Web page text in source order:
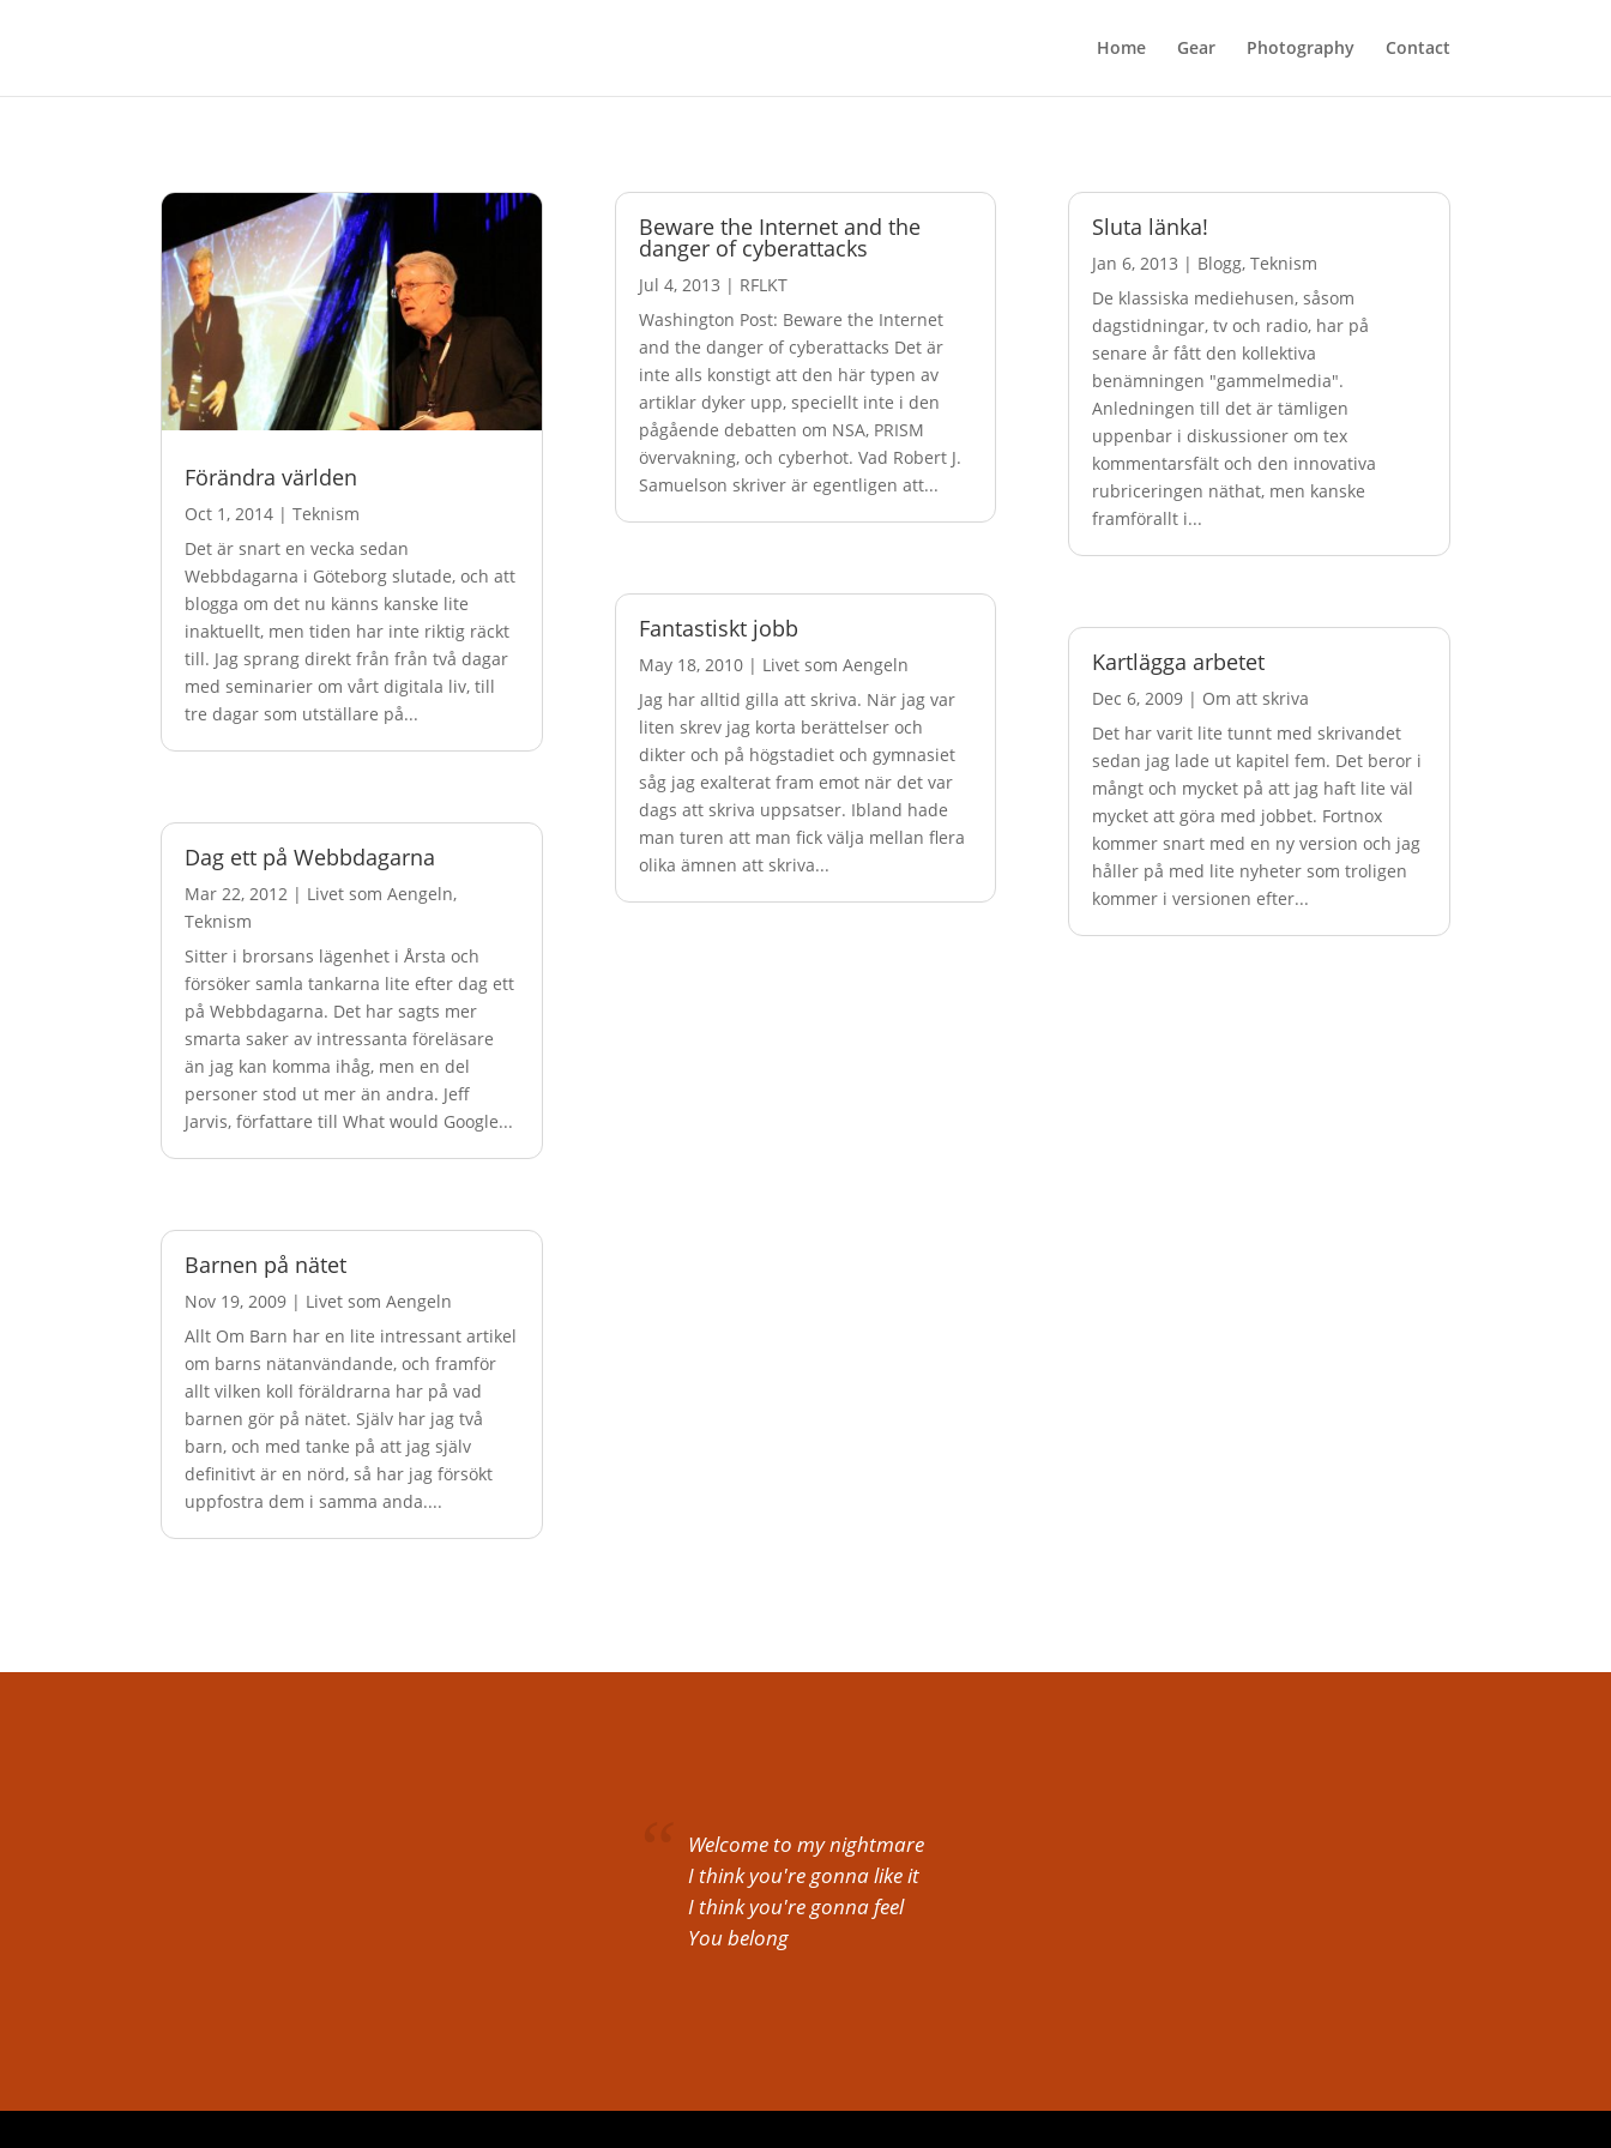
Home Gear Photography Contact
Förändra världen
Oct 1, 2014 |Teknism
Det är snart en vecka sedan
Webbdagarna i Göteborg slutade, och att
blogga om det nu känns kanske lite
inaktuellt, men tiden har inte riktig räckt
till. Jag sprang direkt från från två dagar
med seminarier om vårt digitala liv, till
tre dagar som utställare på...
Dag ett på Webbdagarna
Mar 22, 2012 | Livet som Aengeln,
Teknism
Sitter i brorsans lägenhet i Årsta och
försöker samla tankarna lite efter dag ett
på Webbdagarna. Det har sagts mer
smarta saker av intressanta föreläsare
än jag kan komma ihåg, men en del
personer stod ut mer än andra. Jeff
Jarvis, författare till What would Google...
Barnen på nätet
Nov 19, 2009 | Livet som Aengeln
Allt Om Barn har en lite intressant artikel
om barns nätanvändande, och framför
allt vilken koll föräldrarna har på vad
barnen gör på nätet. Själv har jag två
barn, och med tanke på att jag själv
definitivt är en nörd, så har jag försökt
uppfostra dem i samma anda....
Beware the Internet and the
danger of cyberattacks
Jul 4, 2013 | RFLKT
Washington Post: Beware the Internet
and the danger of cyberattacks Det är
inte alls konstigt att den här typen av
artiklar dyker upp, speciellt inte i den
pågående debatten om NSA, PRISM
övervakning, och cyberhot. Vad Robert J.
Samuelson skriver är egentligen att...
Fantastiskt jobb
May 18, 2010| Livet som Aengeln
Jag har alltid gilla att skriva. När jag var
liten skrev jag korta berättelser och
dikter och på högstadiet och gymnasiet
såg jag exalterat fram emot när det var
dags att skriva uppsatser. Ibland hade
man turen att man fick välja mellan flera
olika ämnen att skriva...
Sluta länka!
Jan 6, 2013 | Blogg, Teknism
De klassiska mediehusen, såsom
dagstidningar, tv och radio, har på
senare år fått den kollektiva
benämningen "gammelmedia".
Anledningen till det är tämligen
uppenbar i diskussioner om tex
kommentarsfält och den innovativa
rubriceringen näthat, men kanske
framförallt i...
Kartlägga arbetet
Dec 6, 2009| Om att skriva
Det har varit lite tunnt med skrivandet
sedan jag lade ut kapitel fem. Det beror i
mångt och mycket på att jag haft lite väl
mycket att göra med jobbet. Fortnox
kommer snart med en ny version och jag
håller på med lite nyheter som troligen
kommer i versionen efter...
Welcome to my nightmare
I think you're gonna like it
I think you're gonna feel
You belong